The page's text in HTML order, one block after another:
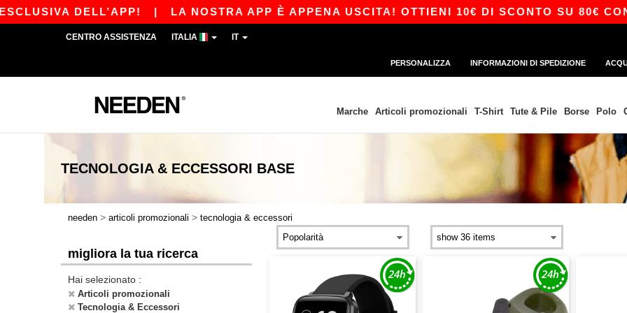
DELL’APP!|LA NOSTRA APP È APPENA USCITA! OTTIENI 10€ DI SCONTO SU 80€ CON IL
CENTRO ASSISTENZA ITALIA IT
PERSONALIZZA INFORMAZIONI DI SPEDIZIONE
Marche Articoli promozionali T-Shirt Tute & Pile Borse Polo
TECNOLOGIA & ECCESSORI BASE
needen > articoli promozionali > tecnologia & eccessori
migliora la tua ricerca
Hai selezionato :
Articoli promozionali
Tecnologia & Eccessori